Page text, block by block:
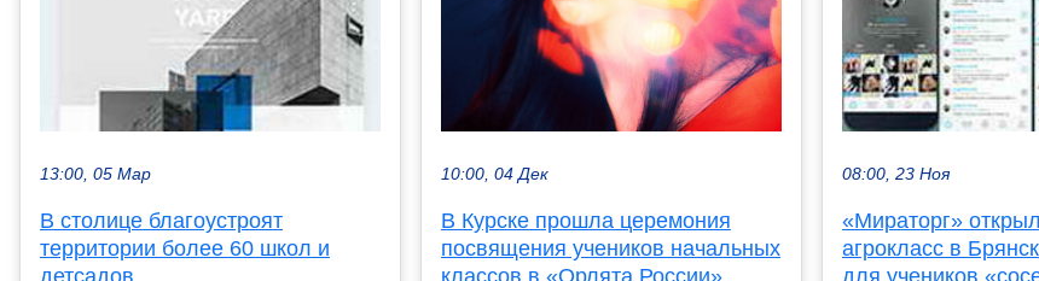
13:00, 05 Мар
В столице благоустроят
территории более 60 школ и
10:00, 04 Дек
В Курске прошла церемония
посвящения учеников начальных
классов в «Орлята России»
08:00, 23 Ноя
«Мираторг»
агрокласс в
для учеников